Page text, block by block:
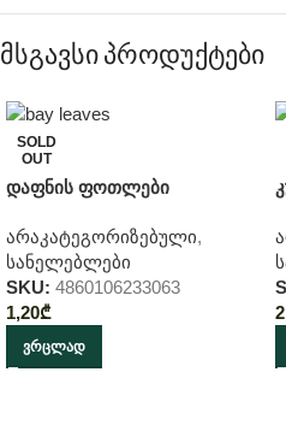
მსგავსი პროდუქტები
SOLD
OUT
დაფნის ფოთლები
არაკატეგორიზებული,
სანელებლები
SKU: 4860106233063
1,20₾
ᲕᲠᲪᲚᲐᲓ